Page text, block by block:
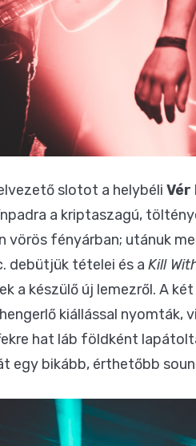
slotot a helybéli Vér
a kriptaszagú,
vörös fényárban; utánuk
debütjük tételei és a Kill
a készülő új lemezről. A
kiállással nyomták,
hat láb földként
egy bikább, érthetőbb